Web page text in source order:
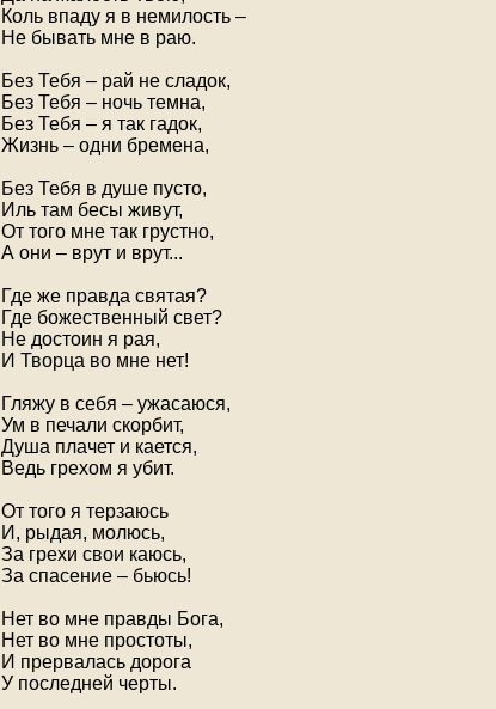
Коль впаду я в немилость –
Не бывать мне в раю.
Без Тебя – рай не сладок,
Без Тебя – ночь темна,
Без Тебя – я так гадок,
Жизнь – одни бремена,
Без Тебя в душе пусто,
Иль там бесы живут,
От того мне так грустно,
А они – врут и врут...
Где же правда святая?
Где божественный свет?
Не достоин я рая,
И Творца во мне нет!
Гляжу в себя – ужасаюся,
Ум в печали скорбит,
Душа плачет и кается,
Ведь грехом я убит.
От того я терзаюсь
И, рыдая, молюсь,
За грехи свои каюсь,
За спасение – бьюсь!
Нет во мне правды Бога,
Нет во мне простоты,
И прервалась дорога
У последней черты.